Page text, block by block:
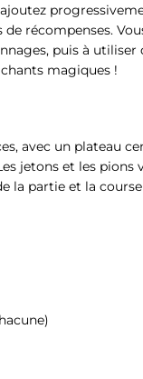
récompenses.
puis à utiliser
magiques !
avec un plateau
jetons et les pions
la partie et la